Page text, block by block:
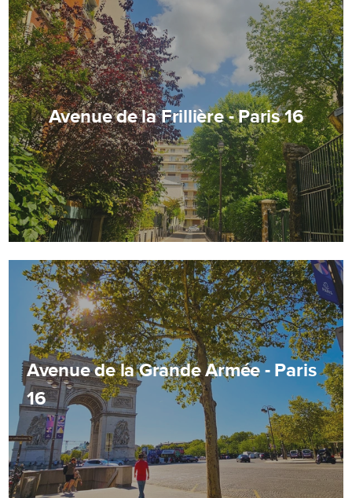
Avenue de la Frillière - Paris 16
Avenue de la Grande Armée - Paris
16